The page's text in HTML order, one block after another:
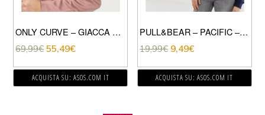
ONLY CURVE – GIACCA BIKER IN CAMOSCIO SINTETICO ROSA
69,99€ 55,49€
ACQUISTA SU: ASOS.COM IT
PULL&BEAR – PACIFIC – FELPA COLOURBLOCK MULTI CON ZIP CORTA-VIOLA
19,99€ 9,49€
ACQUISTA SU: ASOS.COM IT